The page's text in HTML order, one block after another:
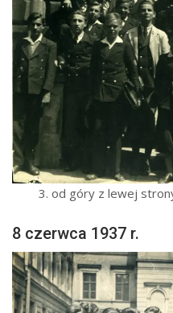
3. od góry z lewej
8 czerwca 1937 r.